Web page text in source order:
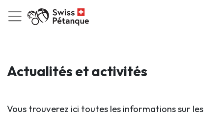
Actualités et activités
Vous trouverez ici toutes les informations sur les